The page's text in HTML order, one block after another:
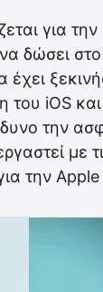
για
δώσει στο
έχει
του iOS
την
με
την Apple